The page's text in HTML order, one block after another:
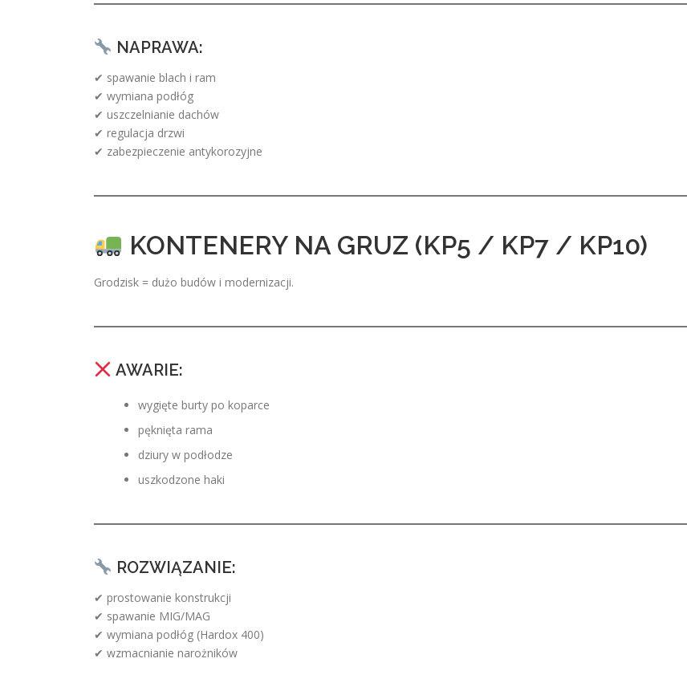
NAPRAWA:
✔ spawanie blach i ram
✔ wymiana podłóg
✔ uszczelnianie dachów
✔ regulacja drzwi
✔ zabezpieczenie antykorozyjne
KONTENERY NA GRUZ (KP5 / KP7 / KP10)
Grodzisk = dużo budów i modernizacji.
AWARIE:
wygięte burty po koparce
pęknięta rama
dziury w podłodze
uszkodzone haki
ROZWIĄZANIE:
✔ prostowanie konstrukcji
✔ spawanie MIG/MAG
✔ wymiana podłóg (Hardox 400)
✔ wzmacnianie narożników